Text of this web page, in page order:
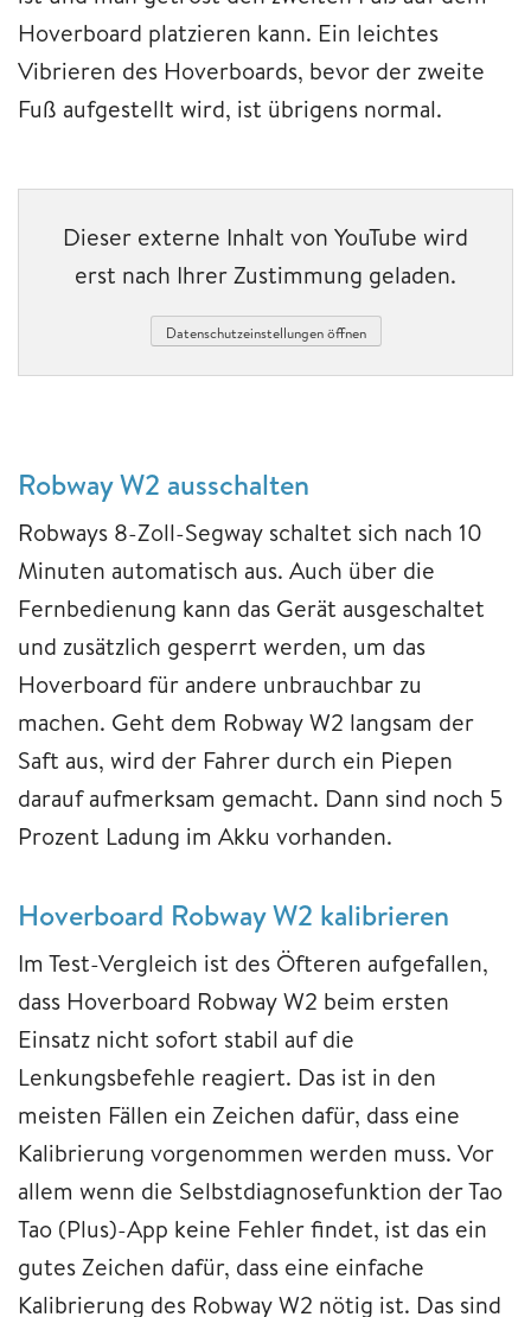
Hoverboard platzieren kann. Ein leichtes
Vibrieren des Hoverboards, bevor der zweite
Fuß aufgestellt wird, ist übrigens normal.
Dieser externe Inhalt von YouTube wird
erst nach Ihrer Zustimmung geladen.
Datenschutzeinstellungen öffnen
Robway W2 ausschalten
Robways 8-Zoll-Segway schaltet sich nach 10
Minuten automatisch aus. Auch über die
Fernbedienung kann das Gerät ausgeschaltet
und zusätzlich gesperrt werden, um das
Hoverboard für andere unbrauchbar zu
machen. Geht dem Robway W2 langsam der
Saft aus, wird der Fahrer durch ein Piepen
darauf aufmerksam gemacht. Dann sind noch 5
Prozent Ladung im Akku vorhanden.
Hoverboard Robway W2 kalibrieren
Im Test-Vergleich ist des Öfteren aufgefallen,
dass Hoverboard Robway W2 beim ersten
Einsatz nicht sofort stabil auf die
Lenkungsbefehle reagiert. Das ist in den
meisten Fällen ein Zeichen dafür, dass eine
Kalibrierung vorgenommen werden muss. Vor
allem wenn die Selbstdiagnosefunktion der Tao
Tao (Plus)-App keine Fehler findet, ist das ein
gutes Zeichen dafür, dass eine einfache
Kalibrierung des Robway W2 nötig ist. Das sind